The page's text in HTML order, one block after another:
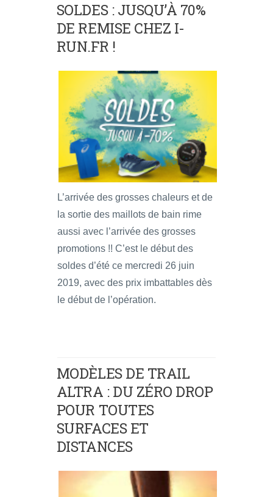
SOLDES : JUSQU’À 70%
DE REMISE CHEZ I-
RUN.FR !
L’arrivée des grosses chaleurs et de
la sortie des maillots de bain rime
aussi avec l’arrivée des grosses
promotions !! C’est le début des
soldes d’été ce mercredi 26 juin
2019, avec des prix imbattables dès
le début de l’opération.
MODÈLES DE TRAIL
ALTRA : DU ZÉRO DROP
POUR TOUTES
SURFACES ET
DISTANCES